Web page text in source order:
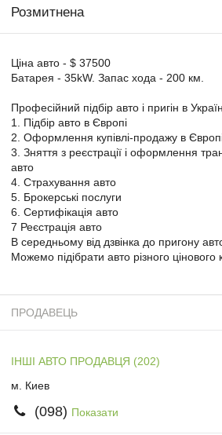
Розмитнена
Ціна авто - $ 37500
Батарея - 35kW. Запас хода - 200 км.
Професійний підбір авто і пригін в
1. Підбір авто в Європі
2. Оформлення купівлі-продажу в
3. Зняття з реєстрації і оформлення
авто
4. Страхування авто
5. Брокерські послуги
6. Сертифікація авто
7 Реєстрація авто
В середньому від дзвінка до пригону
Можемо підібрати авто різного цінового
ПРОДАВЕЦЬ
ІНШІ АВТО ПРОДАВЦЯ (202)
м. Киев
(098) Показати